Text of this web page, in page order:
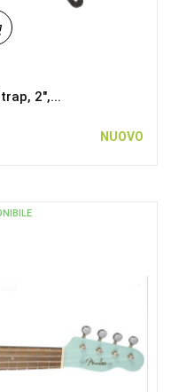
2",...
NUOVO